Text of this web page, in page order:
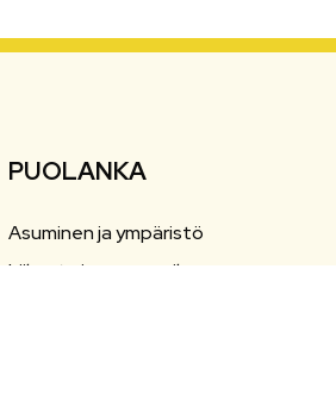
PUOLANKA
Asuminen ja ympäristö
Liikunta ja vapaa-aika